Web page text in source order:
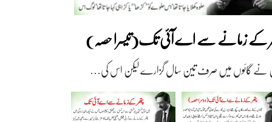
کے زمانے سے اے آئی تک(تیسرا حصہ)
نے گائوں میں صرف تین سال گزارے لیکن اس کی…